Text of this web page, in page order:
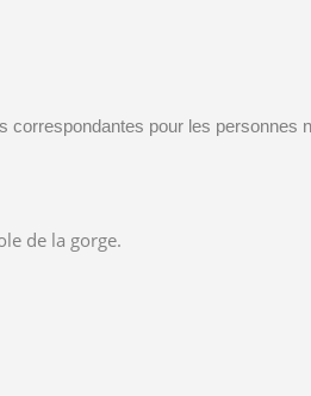
pour les personnes
de la gorge.